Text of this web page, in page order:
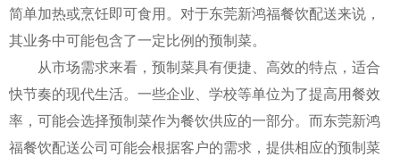
简单加热或烹饪即可食用。对于东莞新鸿福餐饮配送来说，
其业务中可能包含了一定比例的预制菜。
从市场需求来看，预制菜具有便捷、高效的特点，适合
快节奏的现代生活。一些企业、学校等单位为了提高用餐效
率，可能会选择预制菜作为餐饮供应的一部分。而东莞新鸿
福餐饮配送公司可能会根据客户的需求，提供相应的预制菜